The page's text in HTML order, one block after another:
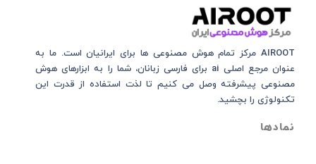
AIROOT مرکز تمام هوش مصنوعی‌‌‌ ها برای ایرانیان است. ما به
عنوان مرجع اصلی ai برای فارسی زبانان، شما را به ابزارهای هوش
مصنوعی پیشرفته وصل می کنیم تا لذت استفاده از قدرت این
تکنولوژی را بچشید.
نمادها